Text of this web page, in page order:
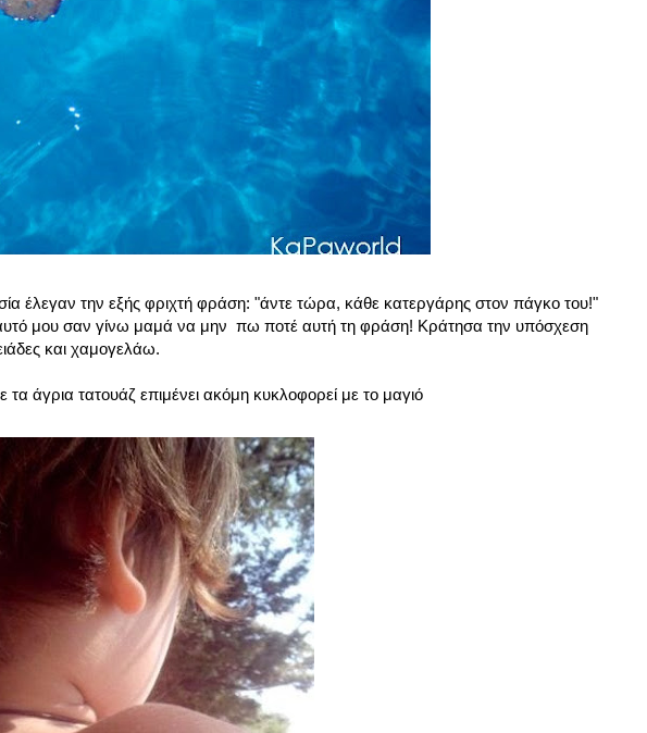
έλεγαν την εξής φριχτή φράση: "άντε τώρα, κάθε κατεργάρης στον πάγκο του!"
μου σαν γίνω μαμά να μην πω ποτέ αυτή τη φράση! Κράτησα την υπόσχεση
και χαμογελάω.
άγρια τατουάζ επιμένει ακόμη κυκλοφορεί με το μαγιό